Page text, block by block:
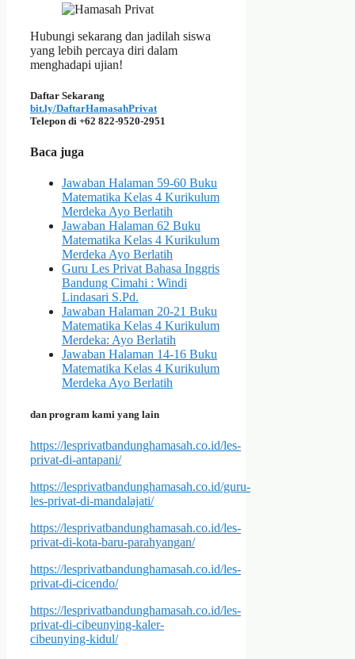
Hubungi sekarang dan jadilah siswa
yang lebih percaya diri dalam
menghadapi ujian!
Daftar Sekarang
bit.ly/DaftarHamasahPrivat
Telepon di +62 822-9520-2951
Baca juga
Jawaban Halaman 59-60 Buku
Matematika Kelas 4 Kurikulum
Merdeka Ayo Berlatih
Jawaban Halaman 62 Buku
Matematika Kelas 4 Kurikulum
Merdeka Ayo Berlatih
Guru Les Privat Bahasa Inggris
Bandung Cimahi : Windi
Lindasari S.Pd.
Jawaban Halaman 20-21 Buku
Matematika Kelas 4 Kurikulum
Merdeka: Ayo Berlatih
Jawaban Halaman 14-16 Buku
Matematika Kelas 4 Kurikulum
Merdeka Ayo Berlatih
dan program kami yang lain
https://lesprivatbandunghamasah.co.id/les-
privat-di-antapani/
https://lesprivatbandunghamasah.co.id/guru-
les-privat-di-mandalajati/
https://lesprivatbandunghamasah.co.id/les-
privat-di-kota-baru-parahyangan/
https://lesprivatbandunghamasah.co.id/les-
privat-di-cicendo/
https://lesprivatbandunghamasah.co.id/les-
privat-di-cibeunying-kaler-
cibeunying-kidul/